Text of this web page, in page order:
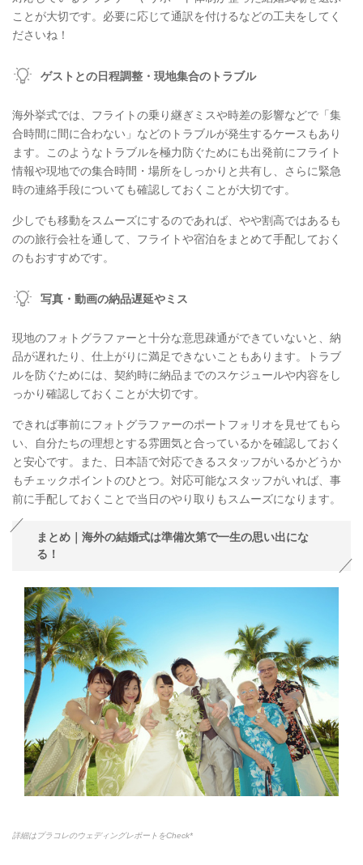
ことが大切です。必要に応じて通訳を付けるなどの工夫をしてく
ださいね！
ゲストとの⽇程調整・現地集合のトラブル
海外挙式では、フライトの乗り継ぎミスや時差の影響などで「集
合時間に間に合わない」などのトラブルが発生するケースもあり
ます。このようなトラブルを極力防ぐためにも出発前にフライト
情報や現地での集合時間・場所をしっかりと共有し、さらに緊急
時の連絡手段についても確認しておくことが大切です。
少しでも移動をスムーズにするのであれば、やや割高ではあるも
のの旅行会社を通して、フライトや宿泊をまとめて手配しておく
のもおすすめです。
写真・動画の納品遅延やミス
現地のフォトグラファーと十分な意思疎通ができていないと、納
品が遅れたり、仕上がりに満足できないこともあります。トラブ
ルを防ぐためには、契約時に納品までのスケジュールや内容をし
っかり確認しておくことが大切です。
できれば事前にフォトグラファーのポートフォリオを見せてもら
い、自分たちの理想とする雰囲気と合っているかを確認しておく
と安心です。また、日本語で対応できるスタッフがいるかどうか
もチェックポイントのひとつ。対応可能なスタッフがいれば、事
前に手配しておくことで当日のやり取りもスムーズになります。
まとめ｜海外の結婚式は準備次第で⼀⽣の思い出にな
る！
詳細はプラコレのウェディングレポートをCheck*